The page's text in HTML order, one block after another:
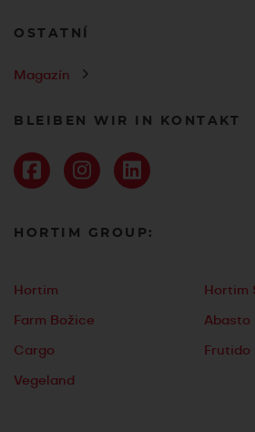
OSTATNÍ
Magazín
BLEIBEN WIR IN KONTAKT
HORTIM GROUP:
Hortim Hortim
Farm Božice Abasto
Cargo Frutido
Vegeland